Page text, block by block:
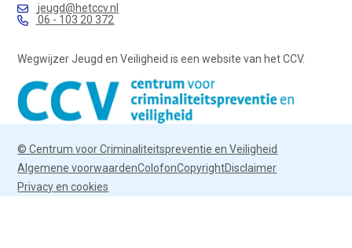
jeugd@hetccv.nl
06 - 103 20 372
Wegwijzer Jeugd en Veiligheid is een website van het CCV.
© Centrum voor Criminaliteitspreventie en Veiligheid
Algemene voorwaardenColofonCopyrightDisclaimer
Privacy en cookies